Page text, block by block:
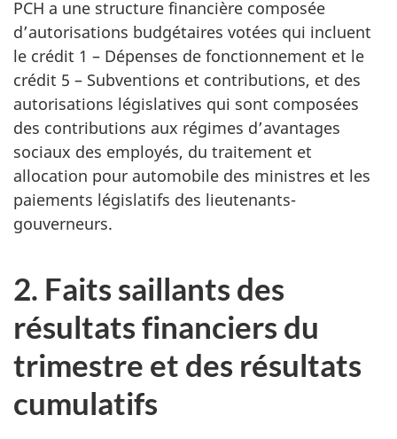
PCH a une structure financière composée
d’autorisations budgétaires votées qui incluent
le crédit 1 – Dépenses de fonctionnement et le
crédit 5 – Subventions et contributions, et des
autorisations législatives qui sont composées
des contributions aux régimes d’avantages
sociaux des employés, du traitement et
allocation pour automobile des ministres et les
paiements législatifs des lieutenants-
gouverneurs.
2. Faits saillants des
résultats financiers du
trimestre et des résultats
cumulatifs